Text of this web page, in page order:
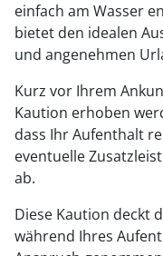
einfach am Wasser
bietet den idealen
und angenehmen
Kurz vor Ihrem
Kaution erhoben
dass Ihr Aufenthalt
eventuelle
ab.
Diese Kaution deckt
während Ihres